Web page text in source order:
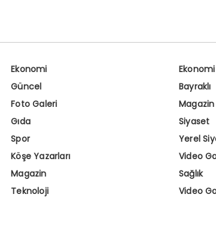
Ekonomi
Ekonomi
Güncel
Bayraklı
Foto Galeri
Magazin
Gıda
Siyaset
Spor
Yerel
Köşe Yazarları
Video
Magazin
Sağlık
Teknoloji
Video